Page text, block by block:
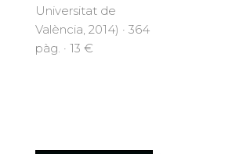
Universitat de
València, 2014) · 364
pàg. · 13 €